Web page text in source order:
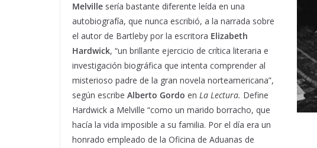
Melville sería bastante diferente leída en una
autobiografía, que nunca escribió, a la narrada sobre
el autor de Bartleby por la escritora Elizabeth
Hardwick, “un brillante ejercicio de crítica literaria e
investigación biográfica que intenta comprender al
misterioso padre de la gran novela norteamericana”,
según escribe Alberto Gordo en La Lectura. Define
Hardwick a Melville “como un marido borracho, que
hacía la vida imposible a su familia. Por el día era un
honrado empleado de la Oficina de Aduanas de